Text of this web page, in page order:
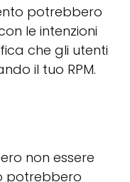
potrebbero
le intenzioni
che gli utenti
il tuo RPM.
non essere
potrebbero